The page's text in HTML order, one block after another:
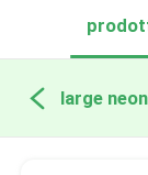
large